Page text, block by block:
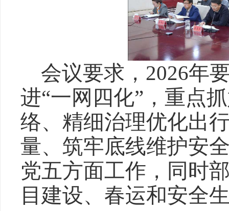
会议要求，2026年
进“一网四化”，重点
络、精细治理优化出
量、筑牢底线维护安
党五方面工作，同时
目建设、春运和安全